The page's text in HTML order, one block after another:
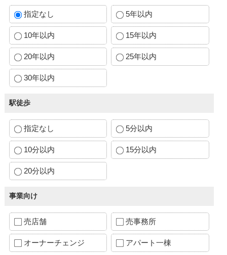
指定なし 5年以内
10年以内 15年以内
20年以内 25年以内
30年以内
駅徒歩
指定なし 5分以内
10分以内 15分以内
20分以内
事業向け
売店舗 売事務所
オーナーチェンジ アパート一棟